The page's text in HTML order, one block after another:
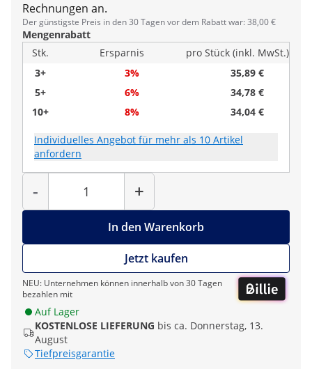
Rechnungen an.
Der günstigste Preis in den 30 Tagen vor dem Rabatt war: 38,00 €
Mengenrabatt
Stk.
Ersparnis
pro Stück (inkl. MwSt.)
3+
3%
35,89 €
5+
6%
34,78 €
10+
8% 34,04 €
Individuelles Angebot für mehr als 10 Artikel
anfordern
-
Menge
+
In den Warenkorb
Jetzt kaufen
NEU: Unternehmen können innerhalb von 30 Tagen
bezahlen mit
Auf Lager
KOSTENLOSE LIEFERUNG bis ca. Donnerstag, 13.
August
Tiefpreisgarantie